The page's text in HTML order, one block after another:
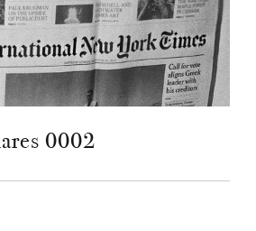
0002